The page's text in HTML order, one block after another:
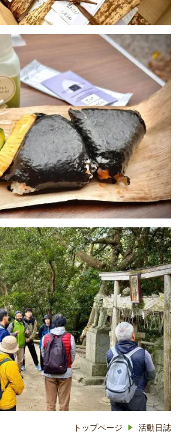
トップページ 活動日誌